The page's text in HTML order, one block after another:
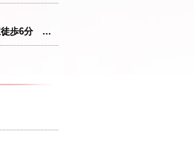
さいたま市 大宮駅徒歩6分 レディースシェービング『敏感肌の方にも安心パック』